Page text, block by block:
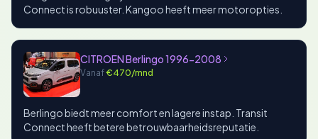
Connect is robuuster. Kangoo heeft meer motoropties.
CITROEN Berlingo 1996-2008
Vanaf€470/mnd
Berlingo biedt meer comfort en lagere instap. Transit
Connect heeft betere betrouwbaarheidsreputatie.